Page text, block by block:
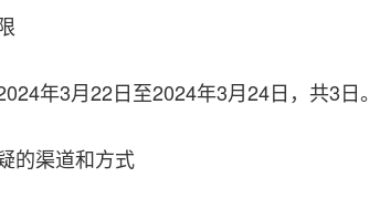
年3月22日至2024年3月24日，共3日。
的渠道和方式